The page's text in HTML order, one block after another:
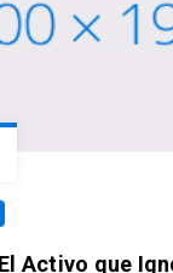
Activo que